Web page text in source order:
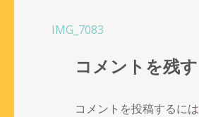
投
IMG_7083
コメントを残す
コメントを投稿するには